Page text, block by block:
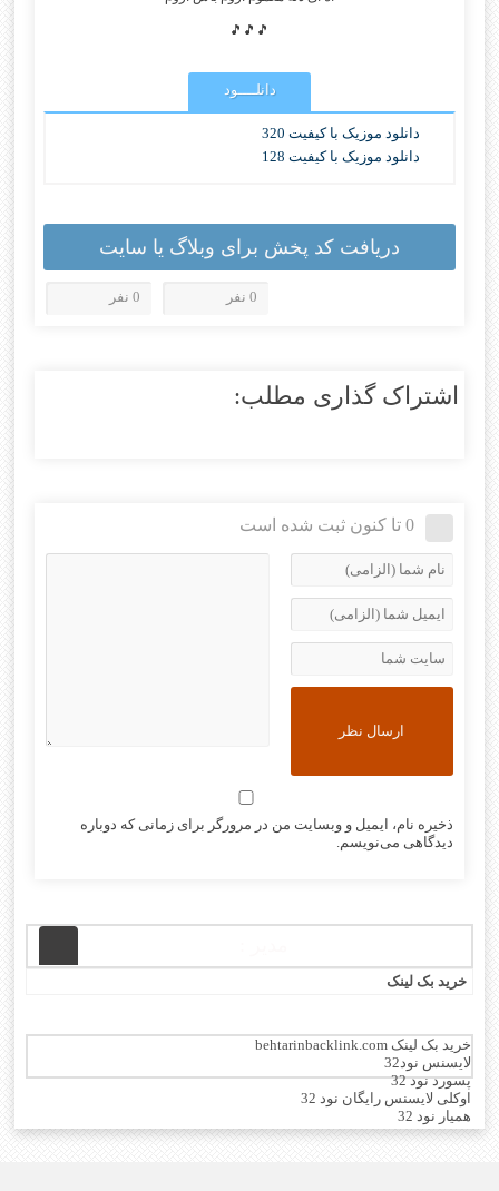
🎵🎵🎵
دانلــــود
دانلود موزیک با کیفیت 320
دانلود موزیک با کیفیت 128
دریافت کد پخش برای وبلاگ یا سایت
0 نفر 0 نفر
اشتراک گذاری مطلب:
0 تا کنون ثبت شده است
ذخیره نام، ایمیل و وبسایت من در مرورگر برای زمانی که دوباره
دیدگاهی می‌نویسم.
خرید بک لینک
خرید بک لینک behtarinbacklink.com
لایسنس نود32
پسورد نود 32
اوکلی لایسنس رایگان نود 32
همیار نود 32
بهترین سئو